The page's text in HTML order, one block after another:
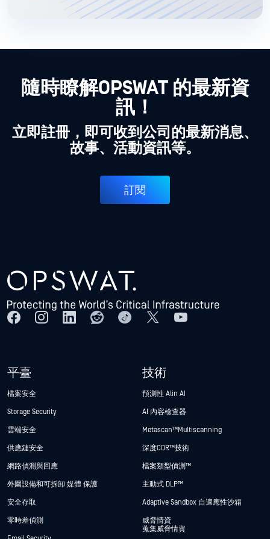
隨時瞭解OPSWAT 的最新資
訊！
立即註冊，即可收到公司的最新消息、
故事、活動資訊等。
訂閱
平臺
檔案安全
Storage Security
雲端安全
供應鏈安全
網路偵測與回應
外圍設備和可拆卸 媒體 保護
安全存取
零時差偵測
技術
預測性 Alin AI
AI 內容檢查器
Metascan™ Multiscanning
深度CDR™技術
檔案類型偵測™
主動式 DLP™
Adaptive Sandbox 自適應性沙箱
威脅情資
蒐集威脅情資